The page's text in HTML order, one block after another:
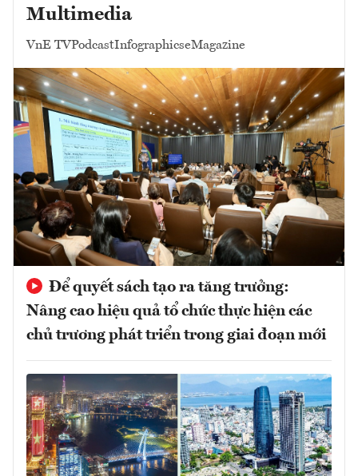
Multimedia
VnE TVPodcastInfographicseMagazine
Để quyết sách tạo ra tăng trưởng:
Nâng cao hiệu quả tổ chức thực hiện các
chủ trương phát triển trong giai đoạn mới